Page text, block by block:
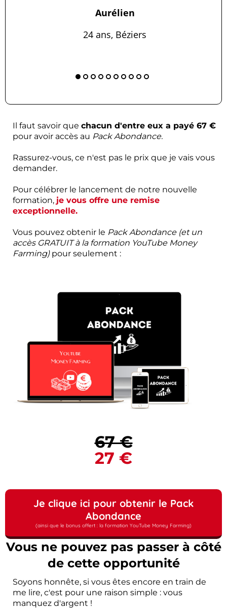
Aurélien
24 ans, Béziers
Il faut savoir que chacun d'entre eux a payé 67 €
pour avoir accès au Pack Abondance.
Rassurez-vous, ce n'est pas le prix que je vais vous
demander.
Pour célébrer le lancement de notre nouvelle
formation, je vous offre une remise
exceptionnelle.
Vous pouvez obtenir le Pack Abondance (et un
accès GRATUIT à la formation YouTube Money
Farming)pour seulement :
67 €
27 €
Je clique ici pour obtenir le Pack
Abondance
(ainsi que le bonus offert : la formation YouTube Money Farming)
Vous ne pouvez pas passer à côté
de cette opportunité
Soyons honnête, si vous êtes encore en train de
me lire, c'est pour une raison simple : vous
manquez d'argent !